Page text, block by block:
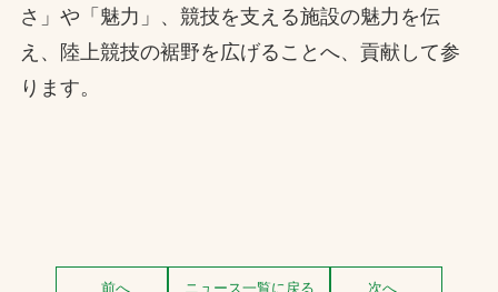
さ」や「魅力」、競技を支える施設の魅力を伝
え、陸上競技の裾野を広げることへ、貢献して参
ります。
前へ ニュース一覧に戻る 次へ